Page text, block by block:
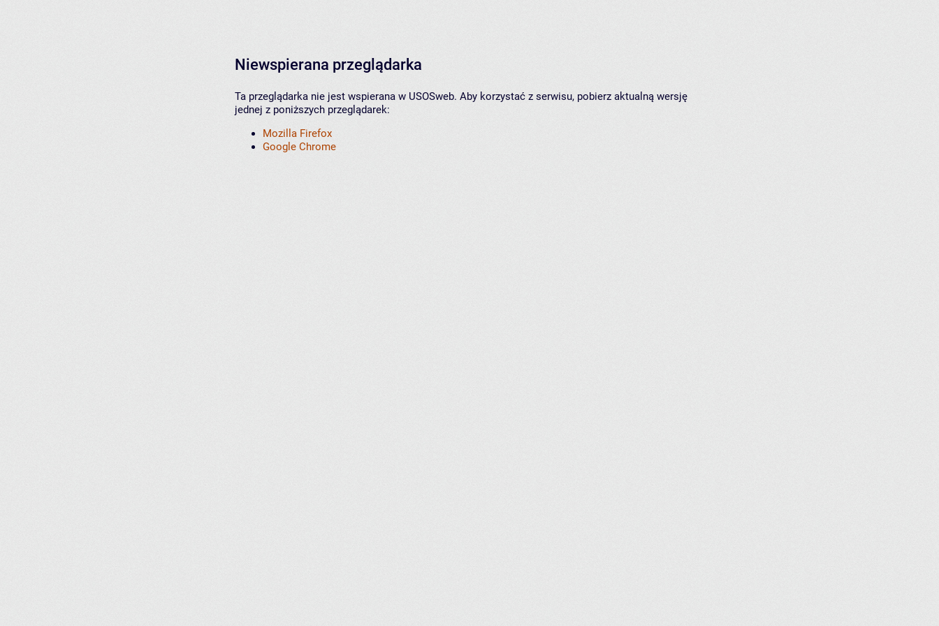
Niewspierana przeglądarka
Ta przeglądarka nie jest wspierana w USOSweb. Aby korzystać z serwisu, pobierz aktualną wersję
jednej z poniższych przeglądarek:
Mozilla Firefox
Google Chrome